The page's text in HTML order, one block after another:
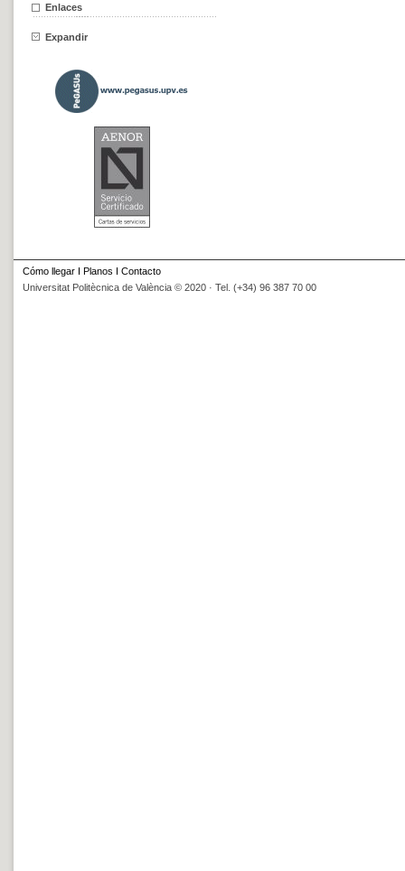
Enlaces
Expandir
Cómo llegar I Planos I Contacto
Universitat Politècnica de València © 2020 · Tel. (+34) 96 387 70 00